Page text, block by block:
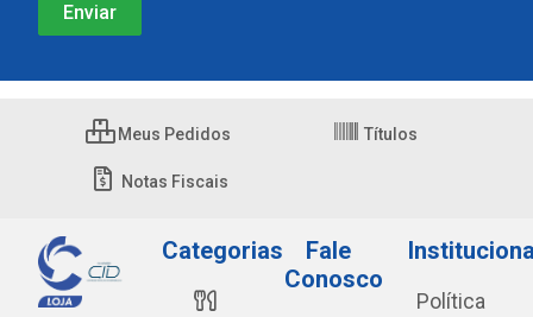
Meus Pedidos Títulos
Notas Fiscais
Categorias
Fale
Conosco
Política